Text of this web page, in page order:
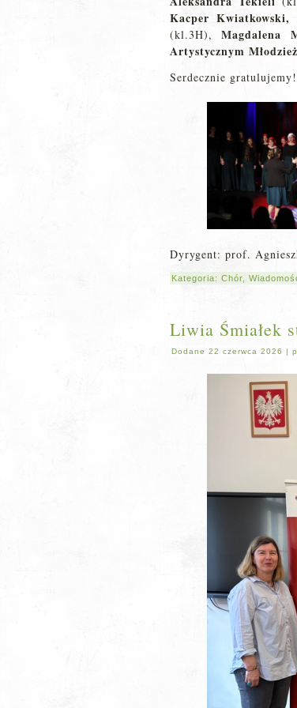
Kacper
(kl.3H),Magdalena
Artystycznym
Serdecznie gratulujemy!
Dyrygent: prof.
Kategoria: Chór
Liwia Śmiałek
Dodane 22 czerwca 2026